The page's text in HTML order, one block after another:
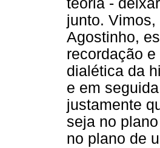
teoria -
junto.
Agostinho,
recordação
dialética da
e em
justamente
seja no
no plano de